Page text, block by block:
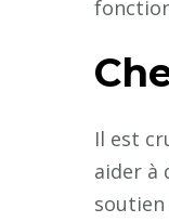
Il est
aider à
soutien